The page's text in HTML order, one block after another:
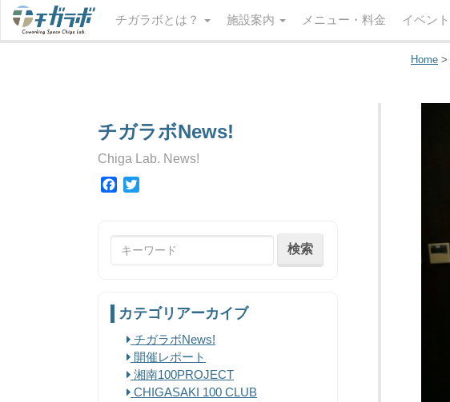
チガラボとは？ 施設案内 メニュー・料金 イベント
Home >
チガラボNews!
Chiga Lab. News!
Facebook
カテゴリアーカイブ
チガラボNews!
開催レポート
湘南100PROJECT
CHIGASAKI 100 CLUB